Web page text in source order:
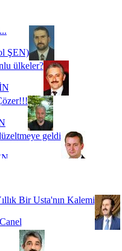
ŞEN)
ülkeler?
geldi
Bir Usta'nın Kalemi